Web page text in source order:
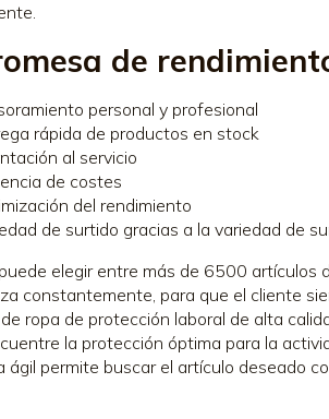
de
personal y profesional
rápida de productos en stock
al servicio
de costes
del rendimiento
de surtido gracias a la variedad de
elegir entre más de 6500 artículos
constantemente, para que el cliente
ropa de protección laboral de alta
la protección óptima para la
ágil permite buscar el artículo deseado